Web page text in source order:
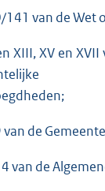
van de Wet
XIII, XV en XVII
de
van de